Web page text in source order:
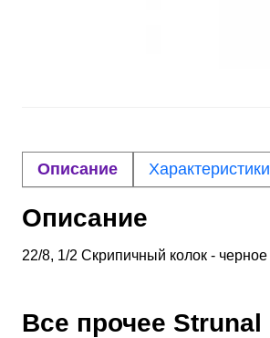
Описание Характеристики
Описание
22/8, 1/2 Скрипичный колок -
Все прочее Strunal